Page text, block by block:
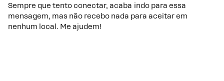
Sempre que tento conectar, acaba indo para essa
mensagem, mas não recebo nada para aceitar em
nenhum local. Me ajudem!